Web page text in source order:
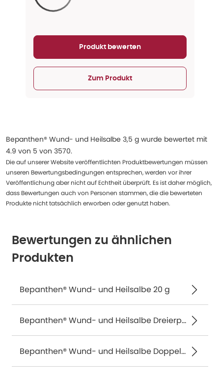
Aktualisieren...
Produkt bewerten
Zum Produkt
Bepanthen® Wund- und Heilsalbe 3,5 g wurde bewertet mit
4.9 von 5 von 3570.
Die auf unserer Website veröffentlichten Produktbewertungen müssen
unseren Bewertungsbedingungen entsprechen, werden vor ihrer
Veröffentlichung aber nicht auf Echtheit überprüft. Es ist daher möglich,
dass Bewertungen auch von Personen stammen, die die bewerteten
Produkte nicht tatsächlich erworben oder genutzt haben.
Bewertungen zu ähnlichen
Produkten
Bepanthen® Wund- und Heilsalbe 20 g
Bepanthen® Wund- und Heilsalbe Dreierpack 3X20 g
Bepanthen® Wund- und Heilsalbe Doppelpack 2X50 g